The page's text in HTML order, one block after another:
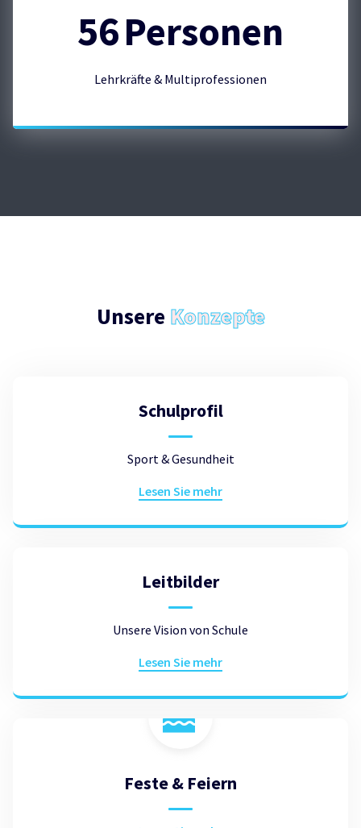
56Personen
Lehrkräfte & Multiprofessionen
Unsere Konzepte
Schulprofil
Sport & Gesundheit
Lesen Sie mehr
Leitbilder
Unsere Vision von Schule
Lesen Sie mehr
Feste & Feiern